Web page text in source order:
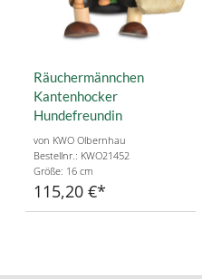
Räuchermännchen
Kantenhocker
Hundefreundin
von KWO Olbernhau
Bestellnr.: KWO21452
Größe: 16 cm
115,20 €